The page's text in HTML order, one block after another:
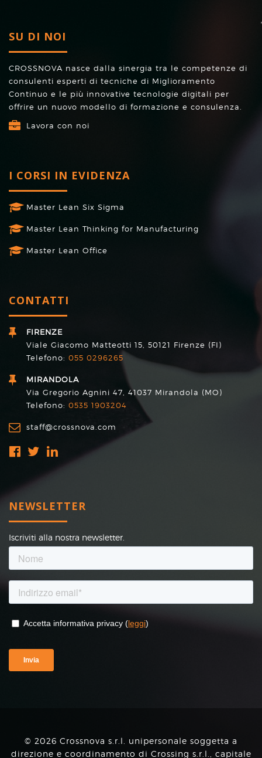
SU DI NOI
CROSSNOVA nasce dalla sinergia tra le competenze di
consulenti esperti di tecniche di Miglioramento
Continuo e le più innovative tecnologie digitali per
offrire un nuovo modello di formazione e consulenza.
Lavora con noi
I CORSI IN EVIDENZA
Master Lean Six Sigma
Master Lean Thinking for Manufacturing
Master Lean Office
CONTATTI
FIRENZE
Viale Giacomo Matteotti 15, 50121 Firenze (FI)
Telefono: 055 0296265
MIRANDOLA
Via Gregorio Agnini 47, 41037 Mirandola (MO)
Telefono: 0535 1903204
staff@crossnova.com
NEWSLETTER
Iscriviti alla nostra newsletter.
© 2026 Crossnova s.r.l. unipersonale soggetta a
direzione e coordinamento di Crossing s.r.l., capitale